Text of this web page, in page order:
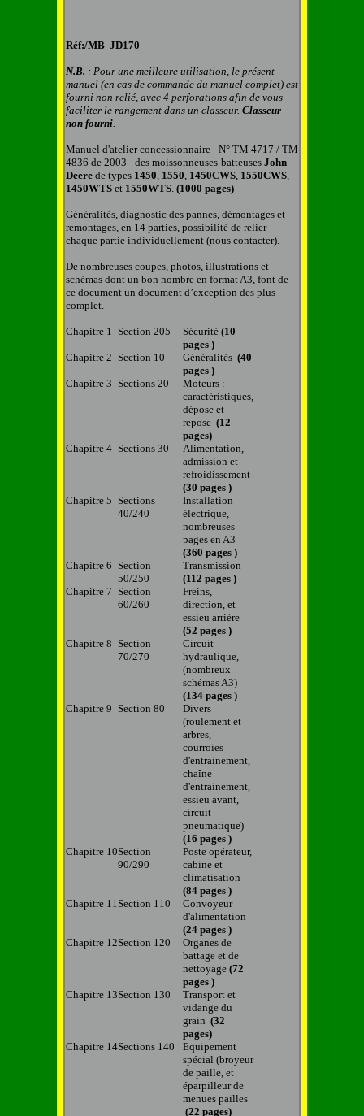
Réf:/MB JD170
N.B. : Pour une meilleure utilisation, le présent
manuel (en cas de commande du manuel complet) est
fourni non relié, avec 4 perforations afin de vous
faciliter le rangement dans un classeur. Classeur
non fourni.
Manuel d'atelier concessionnaire - N° TM 4717 / TM
4836 de 2003 - des moissonneuses-batteuses John
Deere de types 1450, 1550, 1450CWS, 1550CWS,
1450WTS et 1550WTS. (1000 pages)
Généralités, diagnostic des pannes, démontages et
remontages, en 14 parties, possibilité de relier
chaque partie individuellement (nous contacter).
De nombreuses coupes, photos, illustrations et
schémas dont un bon nombre en format A3, font de
ce document un document d’exception des plus
complet.
Chapitre 1 Section 205 Sécurité (10
pages )
Chapitre 2 Section 10 Généralités (40
pages )
Chapitre 3 Sections 20
Moteurs :
caractéristiques,
dépose et
repose (12
pages)
Chapitre 4 Sections 30
Alimentation,
admission et
refroidissement
(30 pages )
Chapitre 5 Sections
40/240
Installation
électrique,
nombreuses
pages en A3
(360 pages )
Chapitre 6 Section
50/250
Transmission
(112 pages )
Chapitre 7 Section
60/260
Freins,
direction, et
essieu arrière
(52 pages )
Chapitre 8 Section
70/270
Circuit
hydraulique,
(nombreux
schémas A3)
(134 pages )
Chapitre 9 Section 80
Divers
(roulement et
arbres,
courroies
d'entrainement,
chaîne
d'entrainement,
essieu avant,
circuit
pneumatique)
(16 pages )
Chapitre 10Section
90/290
Poste opérateur,
cabine et
climatisation
(84 pages )
Chapitre 11Section 110
Convoyeur
d'alimentation
(24 pages )
Chapitre 12Section 120
Organes de
battage et de
nettoyage (72
pages )
Chapitre 13Section 130
Transport et
vidange du
grain (32
pages)
Chapitre 14Sections 140
Equipement
spécial (broyeur
de paille, et
éparpilleur de
menues pailles
(22 pages)